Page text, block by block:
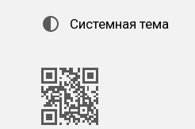
Системная тема